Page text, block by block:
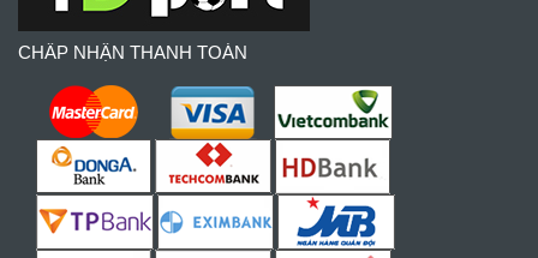
CHẤP NHẬN THANH TOÁN